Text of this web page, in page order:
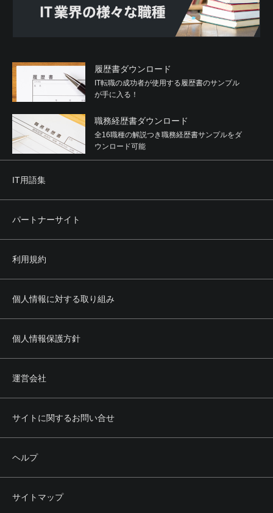
履歴書ダウンロード
IT転職の成功者が使用する履歴書のサンプル
が手に入る！
職務経歴書ダウンロード
全16職種の解説つき職務経歴書サンプルをダ
ウンロード可能
IT用語集
パートナーサイト
利用規約
個人情報に対する取り組み
個人情報保護方針
運営会社
サイトに関するお問い合せ
ヘルプ
サイトマップ